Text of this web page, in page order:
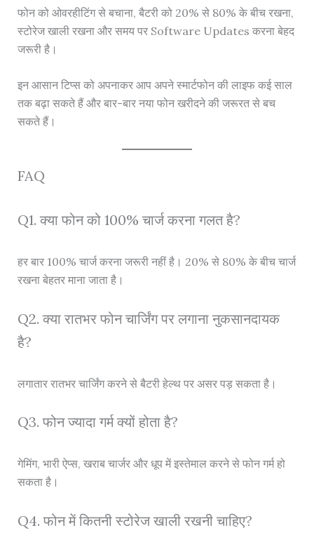
फोन को ओवरहीटिंग से बचाना, बैटरी को 20% से 80% के बीच रखना,
स्टोरेज खाली रखना और समय पर Software Updates करना बेहद
जरूरी है।
इन आसान टिप्स को अपनाकर आप अपने स्मार्टफोन की लाइफ कई साल
तक बढ़ा सकते हैं और बार-बार नया फोन खरीदने की जरूरत से बच
सकते हैं।
FAQ
Q1. क्या फोन को 100% चार्ज करना गलत है?
हर बार 100% चार्ज करना जरूरी नहीं है। 20% से 80% के बीच चार्ज
रखना बेहतर माना जाता है।
Q2. क्या रातभर फोन चार्जिंग पर लगाना नुकसानदायक
है?
लगातार रातभर चार्जिंग करने से बैटरी हेल्थ पर असर पड़ सकता है।
Q3. फोन ज्यादा गर्म क्यों होता है?
गेमिंग, भारी ऐप्स, खराब चार्जर और धूप में इस्तेमाल करने से फोन गर्म हो
सकता है।
Q4. फोन में कितनी स्टोरेज खाली रखनी चाहिए?